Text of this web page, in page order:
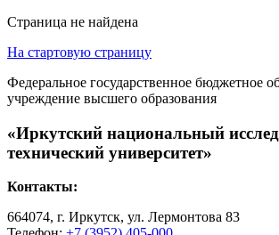
Страница не найдена
На стартовую страницу
Федеральное государственное бюджетное
учреждение высшего образования
«Иркутский национальный
технический университет»
Контакты:
664074, г. Иркутск, ул. Лермонтова 83